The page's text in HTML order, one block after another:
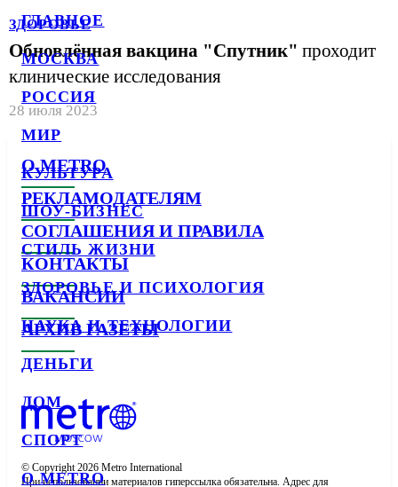
ГЛАВНОЕ
МОСКВА
РОССИЯ
МИР
КУЛЬТУРА
ШОУ-БИЗНЕС
СТИЛЬ ЖИЗНИ
ЗДОРОВЬЕ И ПСИХОЛОГИЯ
НАУКА И ТЕХНОЛОГИИ
ДЕНЬГИ
ДОМ
СПОРТ
О METRO
ЗДОРОВЬЕ
Обновлённая вакцина "Спутник" проходит
клинические исследования
28 июля 2023
О METRO
РЕКЛАМОДАТЕЛЯМ
СОГЛАШЕНИЯ И ПРАВИЛА
КОНТАКТЫ
ВАКАНСИИ
АРХИВ ГАЗЕТЫ
© Copyright 2026 Metro International
При использовании материалов гиперссылка обязательна. Адрес для